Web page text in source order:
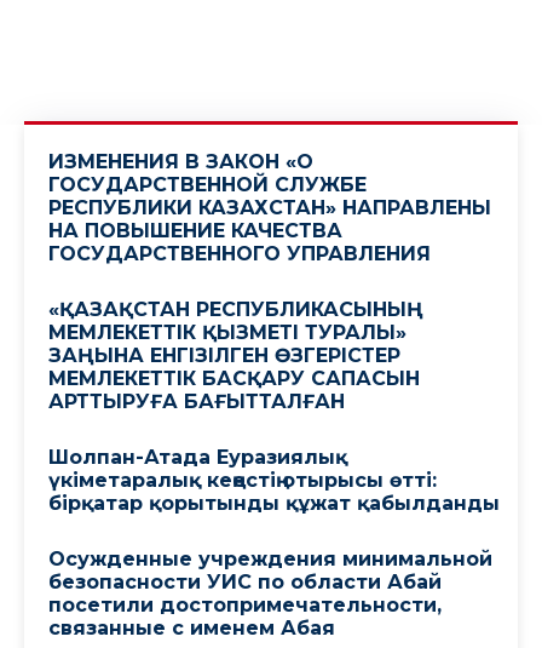
ИЗМЕНЕНИЯ В ЗАКОН «О
ГОСУДАРСТВЕННОЙ СЛУЖБЕ
РЕСПУБЛИКИ КАЗАХСТАН» НАПРАВЛЕНЫ
НА ПОВЫШЕНИЕ КАЧЕСТВА
ГОСУДАРСТВЕННОГО УПРАВЛЕНИЯ
«ҚАЗАҚСТАН РЕСПУБЛИКАСЫНЫҢ
МЕМЛЕКЕТТІК ҚЫЗМЕТІ ТУРАЛЫ»
ЗАҢЫНА ЕНГІЗІЛГЕН ӨЗГЕРІСТЕР
МЕМЛЕКЕТТІК БАСҚАРУ САПАСЫН
АРТТЫРУҒА БАҒЫТТАЛҒАН
Шолпан-Атада Еуразиялық
үкіметаралық кеңестің отырысы өтті:
бірқатар қорытынды құжат қабылданды
Осужденные учреждения минимальной
безопасности УИС по области Абай
посетили достопримечательности,
связанные с именем Абая